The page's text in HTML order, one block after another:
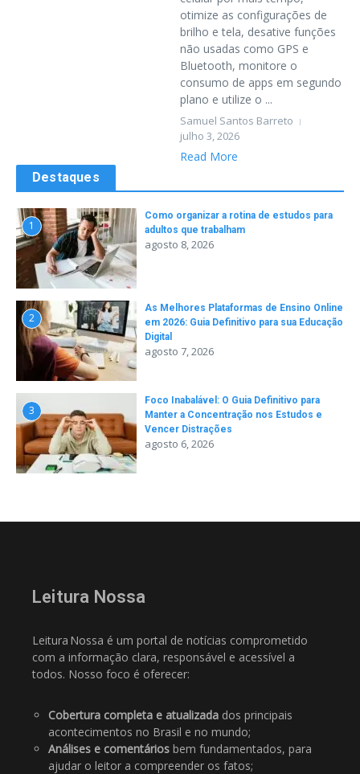
otimize as configurações de
brilho e tela, desative funções
não usadas como GPS e
Bluetooth, monitore o
consumo de apps em segundo
plano e utilize o ...
Samuel Santos Barreto
julho 3, 2026
Read More
Destaques
1
Como organizar a rotina de estudos para
adultos que trabalham
agosto 8, 2026
2
As Melhores Plataformas de Ensino Online
em 2026: Guia Definitivo para sua Educação
Digital
agosto 7, 2026
3
Foco Inabalável: O Guia Definitivo para
Manter a Concentração nos Estudos e
Vencer Distrações
agosto 6, 2026
Leitura Nossa
Leitura Nossa é um portal de notícias comprometido
com a informação clara, responsável e acessível a
todos. Nosso foco é oferecer:
Cobertura completa e atualizada dos principais
acontecimentos no Brasil e no mundo;
Análises e comentários bem fundamentados, para
ajudar o leitor a compreender os fatos;